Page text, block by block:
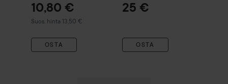
10,80 €
Suos. hinta 13,50 €
Suositeltu hinta 13,50 €
OSTA
25 €
OSTA